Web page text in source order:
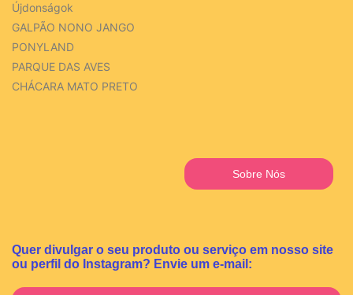
Újdonságok
GALPÃO NONO JANGO
PONYLAND
PARQUE DAS AVES
CHÁCARA MATO PRETO
Sobre Nós
Quer divulgar o seu produto ou serviço em nosso site
ou perfil do Instagram? Envie um e-mail: